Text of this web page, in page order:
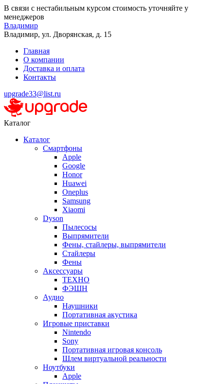
В связи с нестабильным курсом стоимость уточняйте у
менеджеров
Владимир
Владимир, ул. Дворянская, д. 15
Главная
О компании
Доставка и оплата
Контакты
upgrade33@list.ru
Каталог
Каталог
Смартфоны
Apple
Google
Honor
Huawei
Oneplus
Samsung
Xiaomi
Dyson
Пылесосы
Выпрямители
Фены, стайлеры, выпрямители
Стайлеры
Фены
Аксесcуары
ТЕХНО
ФЭШН
Аудио
Наушники
Портативная акустика
Игровые приставки
Nintendo
Sony
Портативная игровая консоль
Шлем виртуальной реальности
Ноутбуки
Apple